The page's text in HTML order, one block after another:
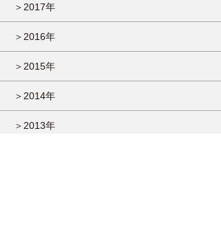
＞2017年
＞2016年
＞2015年
＞2014年
＞2013年